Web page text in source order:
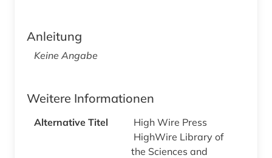
Anleitung
Keine Angabe
Weitere Informationen
Alternative Titel
High Wire Press
HighWire Library of
the Sciences and